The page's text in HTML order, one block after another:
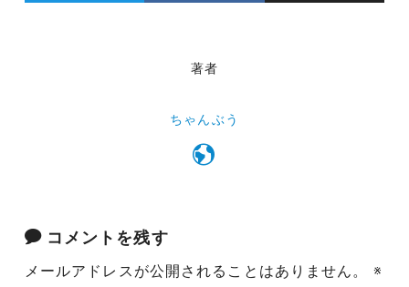
著者
ちゃんぶう
コメントを残す
メールアドレスが公開されることはありません。
※